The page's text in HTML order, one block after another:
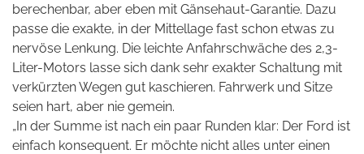
berechenbar, aber eben mit Gänsehaut-Garantie. Dazu
passe die exakte, in der Mittellage fast schon etwas zu
nervöse Lenkung. Die leichte Anfahrschwäche des 2,3-
Liter-Motors lasse sich dank sehr exakter Schaltung mit
verkürzten Wegen gut kaschieren. Fahrwerk und Sitze
seien hart, aber nie gemein.
„In der Summe ist nach ein paar Runden klar: Der Ford ist
einfach konsequent. Er möchte nicht alles unter einen